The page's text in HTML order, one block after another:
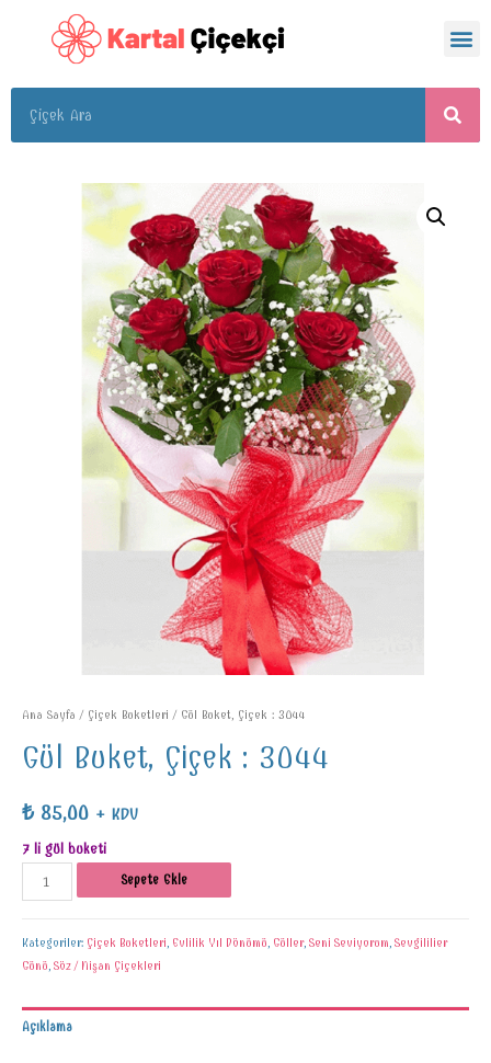
Ana Sayfa / Çiçek Buketleri / Gül Buket, Çiçek : 3044
Gül Buket, Çiçek : 3044
₺85,00 + KDV
7 li gül buketi
Sepete Ekle
Kategoriler: Çiçek Buketleri, Evlilik Yıl Dönümü, Güller, Seni Seviyorum, Sevgililier
Günü, Söz / Nişan Çiçekleri
Açıklama